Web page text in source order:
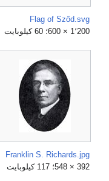
Flag of Sződ.svg
1٬200 × 600؛ 60 كيلوبايت
Franklin S. Richards.jpg
392 × 548؛ 117 كيلوبايت